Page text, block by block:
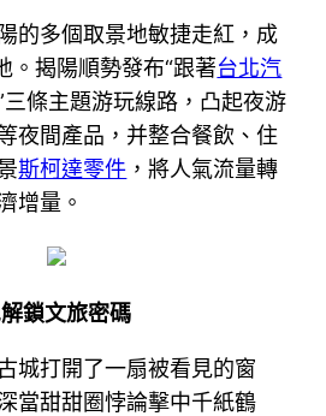
的多個取景地敏捷走紅，成
。揭陽順勢發布“跟著台北汽
三條主題游玩線路，凸起夜游
夜間產品，并整合餐飲、住
斯柯達零件 ，將人氣流量轉
增量。
鎖文旅密碼
城打開了一扇被看見的窗
當甜甜圈悖論擊中千紙鶴